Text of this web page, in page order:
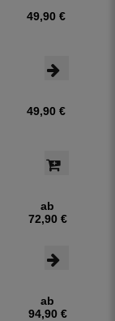
49,90 €
49,90 €
ab
72,90 €
ab
94,90 €